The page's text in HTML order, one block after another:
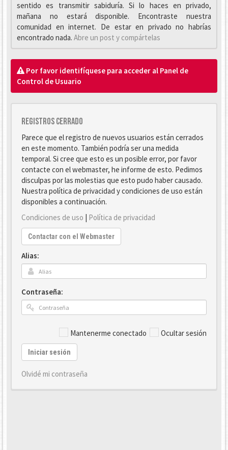
sentido es transmitir sabiduría. Si lo haces en privado,
mañana no estará disponible. Encontraste nuestra
comunidad en internet. De estar en privado no habrías
encontrado nada. Abre un post y compártelas
Por favor identifíquese para acceder al Panel de
Control de Usuario
Registros cerrado
Parece que el registro de nuevos usuarios están cerrados
en este momento. También podría ser una medida
temporal. Si cree que esto es un posible error, por favor
contacte con el webmaster, he informe de esto. Pedimos
disculpas por las molestias que esto pudo haber causado.
Nuestra política de privacidad y condiciones de uso están
disponibles a continuación.
Condiciones de uso | Política de privacidad
Contactar con el Webmaster
Alias:
Contraseña:
Mantenerme conectado Ocultar sesión
Iniciar sesión
Olvidé mi contraseña